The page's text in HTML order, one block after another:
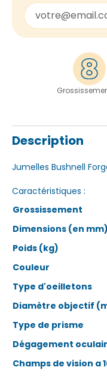
Description
Jumelles Bushnell
Caractéristiques :
Grossissement
Dimensions (en mm)
Poids (kg)
Couleur
Type d'oeilletons
Diamètre objectif
Type de prisme
Dégagement
Champs de vision a